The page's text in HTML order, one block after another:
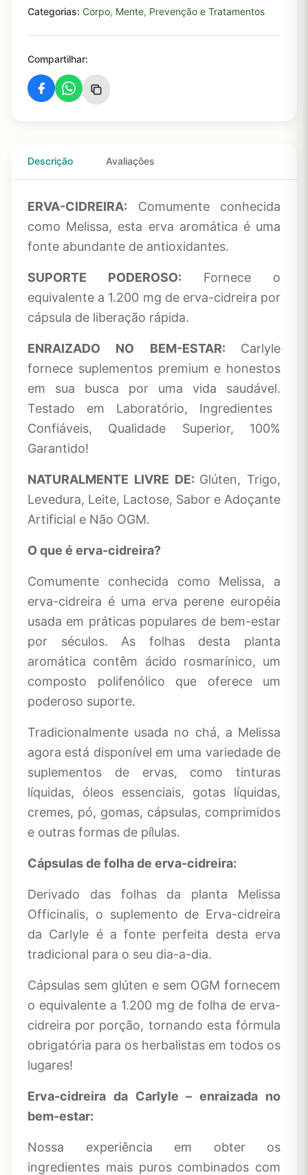
Categorias: Corpo, Mente, Prevenção e Tratamentos
Compartilhar:
Descrição Avaliações
ERVA-CIDREIRA: Comumente conhecida
como Melissa, esta erva aromática é uma
fonte abundante de antioxidantes.
SUPORTE PODEROSO: Fornece o
equivalente a 1.200 mg de erva-cidreira por
cápsula de liberação rápida.
ENRAIZADO NO BEM-ESTAR: Carlyle
fornece suplementos premium e honestos
em sua busca por uma vida saudável.
Testado em Laboratório, Ingredientes
Confiáveis, Qualidade Superior, 100%
Garantido!
NATURALMENTE LIVRE DE: Glúten, Trigo,
Levedura, Leite, Lactose, Sabor e Adoçante
Artificial e Não OGM.
O que é erva-cidreira?
Comumente conhecida como Melissa, a
erva-cidreira é uma erva perene européia
usada em práticas populares de bem-estar
por séculos. As folhas desta planta
aromática contêm ácido rosmarínico, um
composto polifenólico que oferece um
poderoso suporte.
Tradicionalmente usada no chá, a Melissa
agora está disponível em uma variedade de
suplementos de ervas, como tinturas
líquidas, óleos essenciais, gotas líquidas,
cremes, pó, gomas, cápsulas, comprimidos
e outras formas de pílulas.
Cápsulas de folha de erva-cidreira:
Derivado das folhas da planta Melissa
Officinalis, o suplemento de Erva-cidreira
da Carlyle é a fonte perfeita desta erva
tradicional para o seu dia-a-dia.
Cápsulas sem glúten e sem OGM fornecem
o equivalente a 1.200 mg de folha de erva-
cidreira por porção, tornando esta fórmula
obrigatória para os herbalistas em todos os
lugares!
Erva-cidreira da Carlyle – enraizada no
bem-estar:
Nossa experiência em obter os
ingredientes mais puros combinados com